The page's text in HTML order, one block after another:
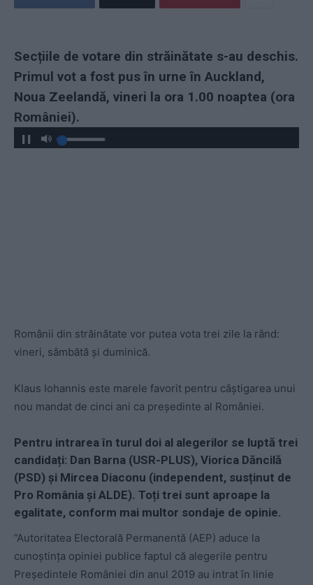
Secțiile de votare din străinătate s-au deschis.
Primul vot a fost pus în urne în Auckland,
Noua Zeelandă, vineri la ora 1.00 noaptea (ora
României).
Românii din străinătate vor putea vota trei zile la rând:
vineri, sâmbătă și duminică.
Klaus Iohannis este marele favorit pentru câștigarea unui
nou mandat de cinci ani ca președinte al României.
Pentru intrarea în turul doi al alegerilor se luptă trei
candidați: Dan Barna (USR-PLUS), Viorica Dăncilă
(PSD) și Mircea Diaconu (independent, susținut de
Pro România și ALDE). Toți trei sunt aproape la
egalitate, conform mai multor sondaje de opinie.
”Autoritatea Electorală Permanentă (AEP) aduce la
cunoştinţa opiniei publice faptul că alegerile pentru
Preşedintele României din anul 2019 au intrat în linie